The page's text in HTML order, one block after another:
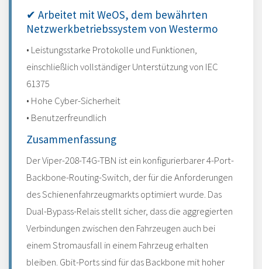
✔ Arbeitet mit WeOS, dem bewährten
Netzwerkbetriebssystem von Westermo
• Leistungsstarke Protokolle und Funktionen,
einschließlich vollständiger Unterstützung von IEC
61375
• Hohe Cyber-Sicherheit
• Benutzerfreundlich
Zusammenfassung
Der Viper-208-T4G-TBN ist ein konfigurierbarer 4-Port-
Backbone-Routing-Switch, der für die Anforderungen
des Schienenfahrzeugmarkts optimiert wurde. Das
Dual-Bypass-Relais stellt sicher, dass die aggregierten
Verbindungen zwischen den Fahrzeugen auch bei
einem Stromausfall in einem Fahrzeug erhalten
bleiben. Gbit-Ports sind für das Backbone mit hoher